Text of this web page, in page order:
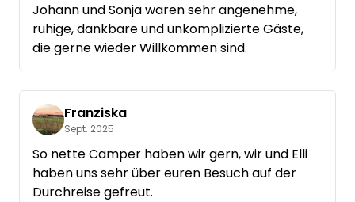
Johann und Sonja waren sehr angenehme,
ruhige, dankbare und unkomplizierte Gäste,
die gerne wieder Willkommen sind.
Franziska
Sept. 2025
So nette Camper haben wir gern, wir und Elli
haben uns sehr über euren Besuch auf der
Durchreise gefreut.